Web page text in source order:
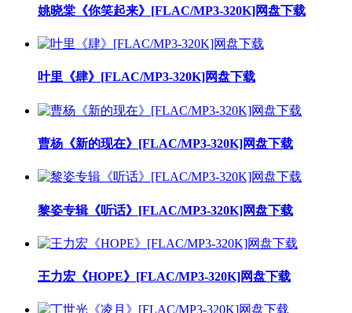
姚晓棠《你笑起来》[FLAC/MP3-320K]网盘下载
叶里《肆》[FLAC/MP3-320K]网盘下载
曹杨《新的现在》[FLAC/MP3-320K]网盘下载
黎姿专辑《听话》[FLAC/MP3-320K]网盘下载
王力宏《HOPE》[FLAC/MP3-320K]网盘下载